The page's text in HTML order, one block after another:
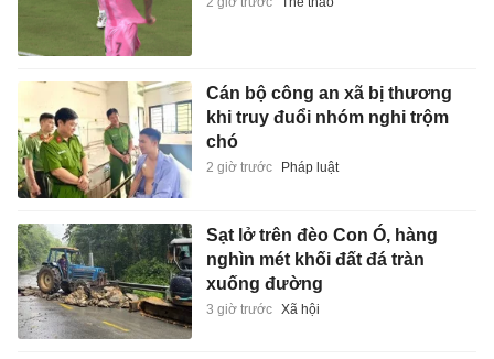
Cán bộ công an xã bị thương
khi truy đuổi nhóm nghi trộm
chó
2 giờ trước Pháp luật
Sạt lở trên đèo Con Ó, hàng
nghìn mét khối đất đá tràn
xuống đường
3 giờ trước Xã hội